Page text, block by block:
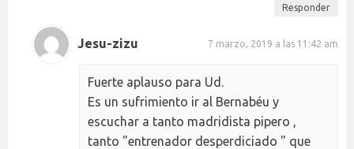
Responder
Jesu-zizu 7 marzo, 2019 a las 11:42 am
Fuerte aplauso para Ud.
Es un sufrimiento ir al Bernabéu y
escuchar a tanto madridista pipero ,
tanto "entrenador desperdiciado " que